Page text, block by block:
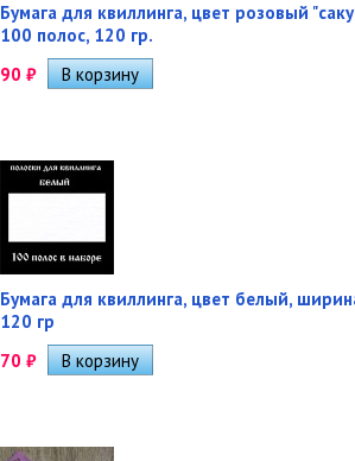
Бумага для квиллинга, цвет розовый
100 полос, 120 гр.
90 ₽
Бумага для квиллинга, цвет белый,
120 гр
70 ₽